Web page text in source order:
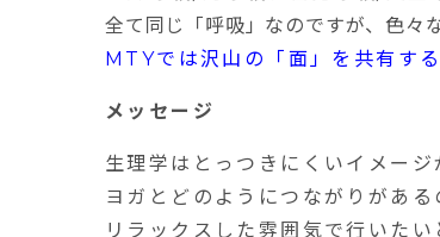
全て同じ「呼吸」なのですが、色々
MTYでは沢山の「面」を共有する
メッセージ
生理学はとっつきにくいイメージ
ヨガとどのようにつながりがあ
リラックスした雰囲気で行いた